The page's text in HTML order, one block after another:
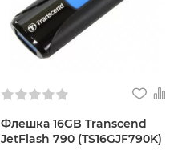
Флешка 16GB Transcend
JetFlash 790 (TS16GJF790K)